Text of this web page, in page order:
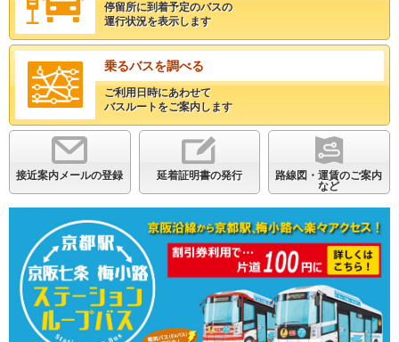
停留所に到着予定のバスの
運行状況を表示します
乗るバスを調べる
ご利用日時にあわせて
バスルートをご案内します
接近案内メールの登録 延着証明書の発行
路線図・運賃のご案内
など